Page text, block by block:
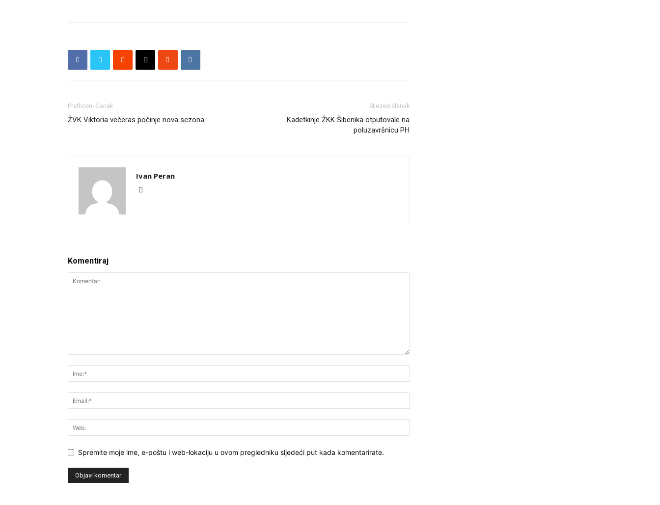
Prethodni članak
ŽVK Viktoria večeras počinje nova sezona
Sljedeći članak
Kadetkinje ŽKK Šibenika otputovale na
poluzavršnicu PH
Ivan Peran
Komentiraj
Spremite moje ime, e-poštu i web-lokaciju u ovom pregledniku sljedeći put kada komentarirate.